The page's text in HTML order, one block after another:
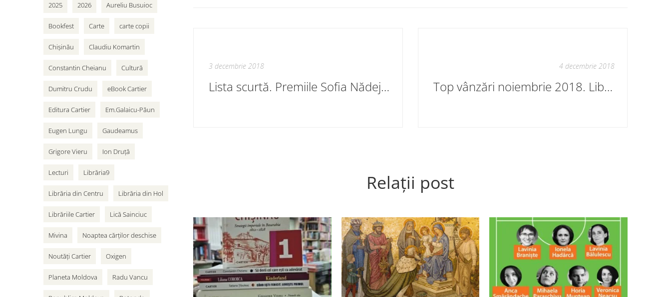
3 decembrie 2018
Lista scurtă. Premiile Sofia Nădejde pentru Literatură Scrisă de Femei
4 decembrie 2018
Top vânzări noiembrie 2018. Librăriile Cartier
Relații post
2025 2026 Aureliu Busuioc
Bookfest Carte carte copii
Chișinău Claudiu Komartin
Constantin Cheianu Cultură
Dumitru Crudu eBook Cartier
Editura Cartier Em.Galaicu-Păun
Eugen Lungu Gaudeamus
Grigore Vieru Ion Druță
Lecturi Librăria9
Librăria din Centru Librăria din Hol
Librăriile Cartier Lică Sainciuc
Mivina Noaptea cărților deschise
Noutăți Cartier Oxigen
Planeta Moldova Radu Vancu